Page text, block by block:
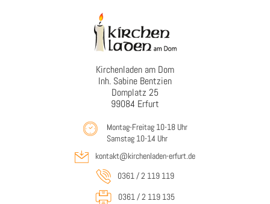
Kirchenladen am Dom
Inh. Sabine Bentzien
Domplatz 25
99084 Erfurt
Montag-Freitag 10-18 Uhr
Samstag 10-14 Uhr
kontakt@kirchenladen-erfurt.de
0361 / 2 119 119
0361 / 2 119 135